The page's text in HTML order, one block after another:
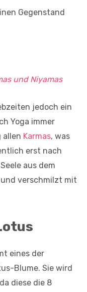
Gegenstand
und Niyamas
jedoch ein
Yoga immer
allen Karmas, was
erst nach
aus dem
verschmilzt mit
eines der
Blume. Sie wird
diese die 8